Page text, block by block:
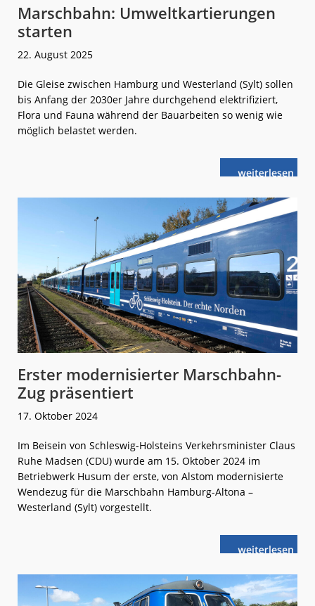
Marschbahn: Umweltkartierungen
starten
22. August 2025
Die Gleise zwischen Hamburg und Westerland (Sylt) sollen
bis Anfang der 2030er Jahre durchgehend elektrifiziert,
Flora und Fauna während der Bauarbeiten so wenig wie
möglich belastet werden.
weiterlese
nMarschbahn:
Erster modernisierter Marschbahn-
Zug präsentiert
17. Oktober 2024
Im Beisein von Schleswig-Holsteins Verkehrsminister Claus
Ruhe Madsen (CDU) wurde am 15. Oktober 2024 im
Betriebwerk Husum der erste, von Alstom modernisierte
Wendezug für die Marschbahn Hamburg-Altona –
Westerland (Sylt) vorgestellt.
weiterlese
nErster
präsentiert